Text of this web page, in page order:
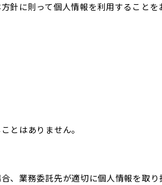
針に則って個人情報を利用することを
とはありません。
、業務委託先が適切に個人情報を取り